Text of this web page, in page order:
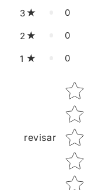
3 0
2 0
1 0
revisar
Star rating